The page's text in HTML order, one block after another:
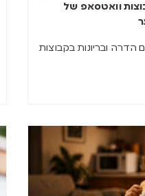
וואטסאפ של
ובריונות בקבוצות